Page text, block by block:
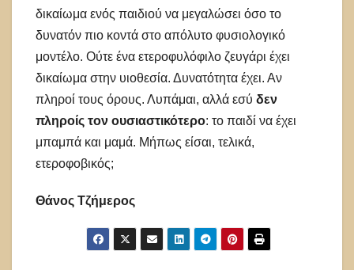
δικαίωμα ενός παιδιού να μεγαλώσει όσο το
δυνατόν πιο κοντά στο απόλυτο φυσιολογικό
μοντέλο. Ούτε ένα ετεροφυλόφιλο ζευγάρι έχει
δικαίωμα στην υιοθεσία. Δυνατότητα έχει. Αν
πληροί τους όρους. Λυπάμαι, αλλά εσύ δεν
πληροίς τον ουσιαστικότερο: το παιδί να έχει
μπαμπά και μαμά. Μήπως είσαι, τελικά,
ετεροφοβικός;
Θάνος Τζήμερος